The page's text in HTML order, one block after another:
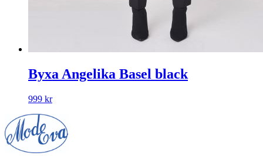
Byxa Angelika Basel black
999 kr